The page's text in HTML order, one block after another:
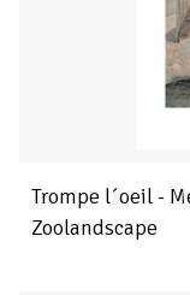
Trompe l´oeil -
Zoolandscape